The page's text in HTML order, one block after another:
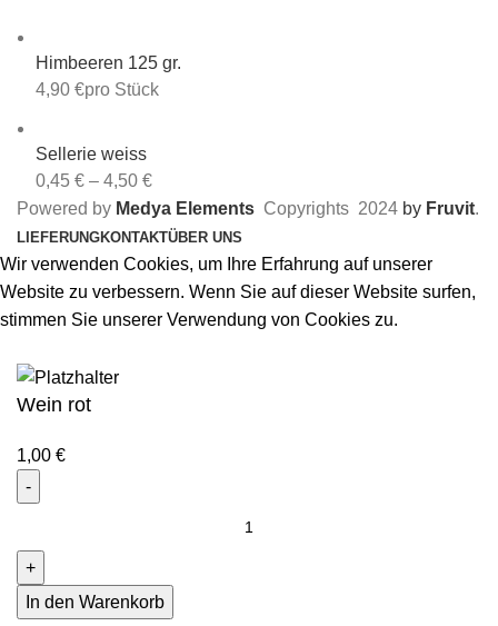
Himbeeren 125 gr.
4,90 €pro Stück
Sellerie weiss
0,45 € – 4,50 €
Powered by Medya Elements Copyrights 2024 by Fruvit.
LIEFERUNGKONTAKTÜBER UNS
Wir verwenden Cookies, um Ihre Erfahrung auf unserer
Website zu verbessern. Wenn Sie auf dieser Website surfen,
stimmen Sie unserer Verwendung von Cookies zu.
Wein rot
1,00 €
In den Warenkorb